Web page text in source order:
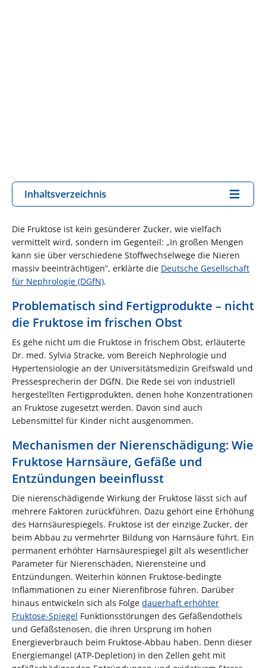
Inhaltsverzeichnis
Die Fruktose ist kein gesünderer Zucker, wie vielfach
vermittelt wird, sondern im Gegenteil: „In großen Mengen
kann sie über verschiedene Stoffwechselwege die Nieren
massiv beeinträchtigen“, erklärte die Deutsche Gesellschaft
für Nephrologie (DGfN).
Problematisch sind Fertigprodukte – nicht
die Fruktose im frischen Obst
Es gehe nicht um die Fruktose in frischem Obst, erläuterte
Dr. med. Sylvia Stracke, vom Bereich Nephrologie und
Hypertensiologie an der Universitätsmedizin Greifswald und
Pressesprecherin der DGfN. Die Rede sei von industriell
hergestellten Fertigprodukten, denen hohe Konzentrationen
an Fruktose zugesetzt werden. Davon sind auch
Lebensmittel für Kinder nicht ausgenommen.
Mechanismen der Nierenschädigung: Wie
Fruktose Harnsäure, Gefäße und
Entzündungen beeinflusst
Die nierenschädigende Wirkung der Fruktose lässt sich auf
mehrere Faktoren zurückführen. Dazu gehört eine Erhöhung
des Harnsäurespiegels. Fruktose ist der einzige Zucker, der
beim Abbau zu vermehrter Bildung von Harnsäure führt. Ein
permanent erhöhter Harnsäurespiegel gilt als wesentlicher
Parameter für Nierenschäden, Nierensteine und
Entzündungen. Weiterhin können Fruktose-bedingte
Inflammationen zu einer Nierenfibrose führen. Darüber
hinaus entwickeln sich als Folge dauerhaft erhöhter
Fruktose-Spiegel Funktionsstörungen des Gefäßendothels
und Gefäßstenosen, die ihren Ursprung im hohen
Energieverbrauch beim Fruktose-Abbau haben. Denn dieser
Energiemangel (ATP-Depletion) in den Zellen geht mit